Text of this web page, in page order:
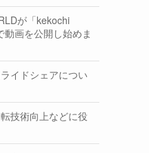
が「kekochi
画を公開し始めま
イドシェアについ
技術向上などに役